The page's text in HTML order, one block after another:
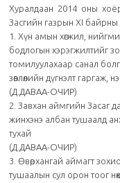
Хуралдаан 2014 оны
Засгийн газрын ХI байрны
1. Хүн амын хөгжил,
бодлогын хэрэгжилтийг
томилуулахаар санал
зөвлөлийн дүгнэлт гаргаж,
(Д.ДАВАА-ОЧИР)
2. Завхан аймгийн Засаг
жинхэнэ албан тушаалд
тухай
(Д.ДАВАА-ОЧИР)
3. Өвөрхангай аймагт
тушаалын сул орон тоог